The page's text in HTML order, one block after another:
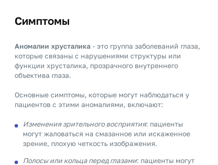
Симптомы
Аномалии хрусталика - это группа заболеваний глаза,
которые связаны с нарушениями структуры или
функции хрусталика, прозрачного внутреннего
объектива глаза.
Основные симптомы, которые могут наблюдаться у
пациентов с этими аномалиями, включают:
Изменения зрительного восприятия: пациенты
могут жаловаться на смазанное или искаженное
зрение, плохую четкость изображения.
Полосы или кольца перед глазами: пациенты могут